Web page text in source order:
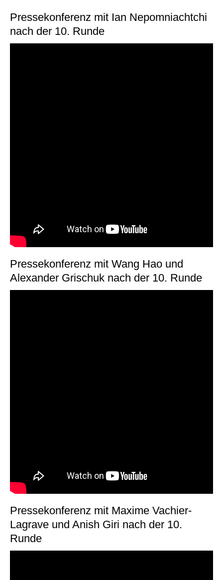
Pressekonferenz mit Ian Nepomniachtchi
nach der 10. Runde
Pressekonferenz mit Wang Hao und
Alexander Grischuk nach der 10. Runde
Pressekonferenz mit Maxime Vachier-
Lagrave und Anish Giri nach der 10.
Runde